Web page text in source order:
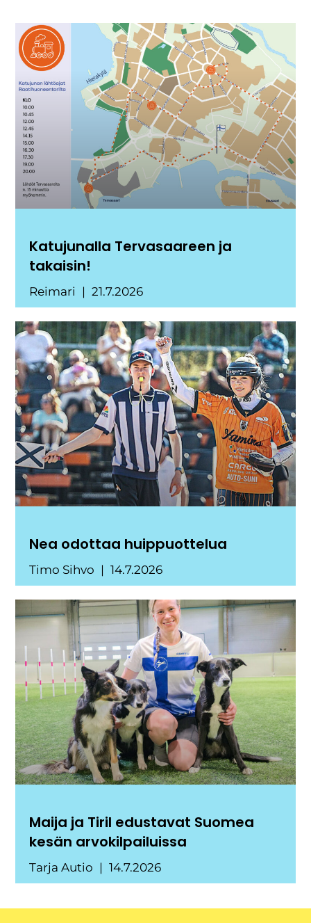
Katujunalla Tervasaareen ja
takaisin!
Reimari 21.7.2026
Nea odottaa huippuottelua
Timo Sihvo 14.7.2026
Maija ja Tiril edustavat Suomea
kesän arvokilpailuissa
Tarja Autio 14.7.2026